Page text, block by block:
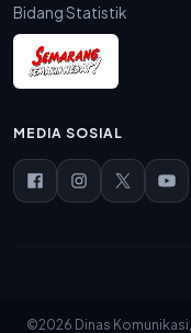
Bidang Statistik
MEDIA SOSIAL
©2026 Dinas